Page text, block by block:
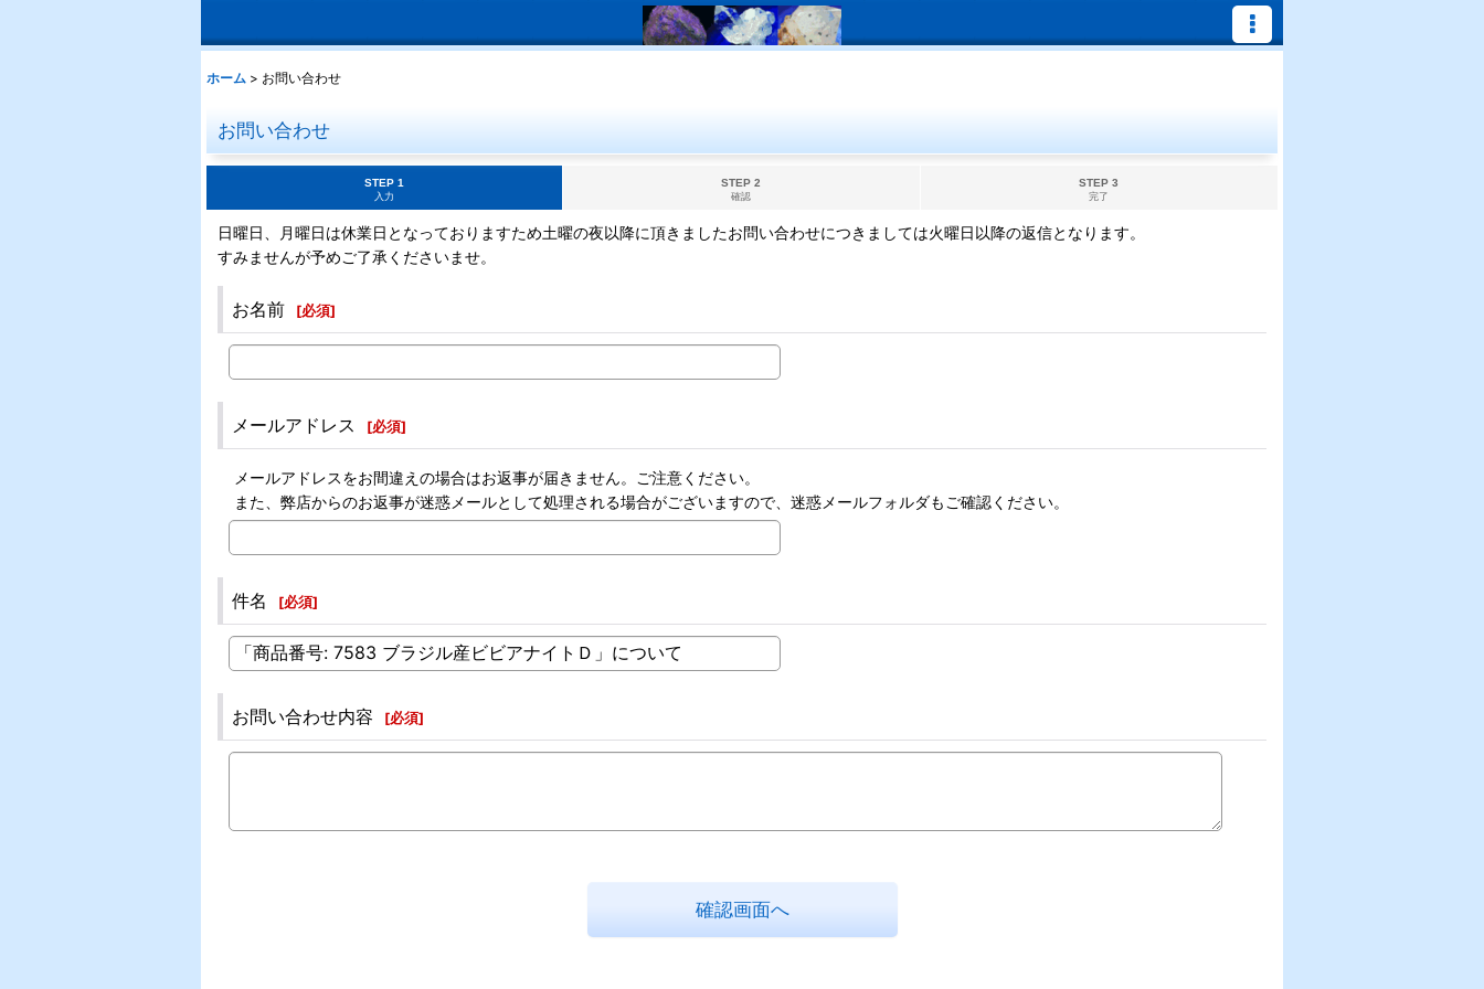
ホーム > お問い合わせ
お問い合わせ
STEP 1
入力
STEP 2
確認
STEP 3
完了
日曜日、月曜日は休業日となっておりますため土曜の夜以降に頂きましたお問い合わせにつきましては火曜日以降の返信となります。
すみませんが予めご了承くださいませ。
お名前 [必須]
メールアドレス [必須]
メールアドレスをお間違えの場合はお返事が届きません。ご注意ください。
また、弊店からのお返事が迷惑メールとして処理される場合がございますので、迷惑メールフォルダもご確認ください。
件名 [必須]
お問い合わせ内容 [必須]
確認画面へ